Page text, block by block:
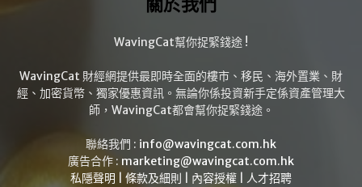
WavingCat幫你捉緊錢途 !
WavingCat 財經網提供最即時全面的樓市、移民、海外置業、財
經、加密貨幣、獨家優惠資訊。無論你係投資新手定係資產管理大
師，WavingCat都會幫你捉緊錢途。
聯絡我們 : info@wavingcat.com.hk
廣告合作 : marketing@wavingcat.com.hk
私隱聲明
條款及細則 內容授權 人才招聘